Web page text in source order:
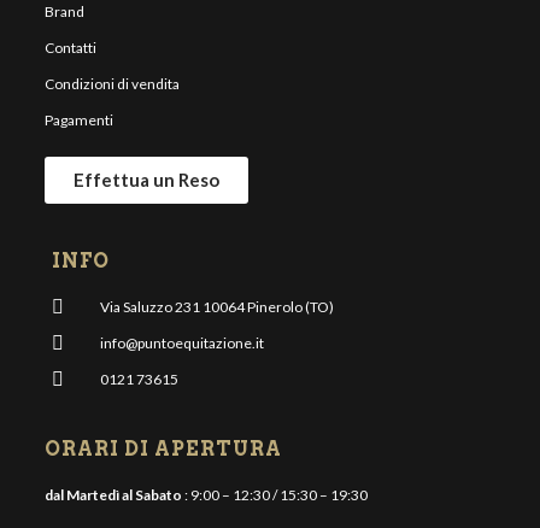
Brand
Contatti
Condizioni di vendita
Pagamenti
Effettua un Reso
INFO
Via Saluzzo 231 10064 Pinerolo (TO)
info@puntoequitazione.it
0121 73615
ORARI DI APERTURA
dal Martedì al Sabato : 9:00 – 12:30 / 15:30 – 19:30